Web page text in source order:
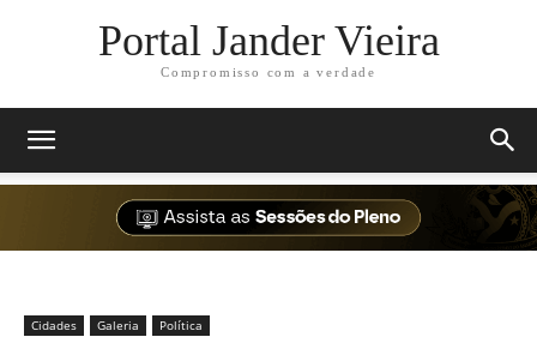
Portal Jander Vieira
Compromisso com a verdade
Cidades Galeria Política